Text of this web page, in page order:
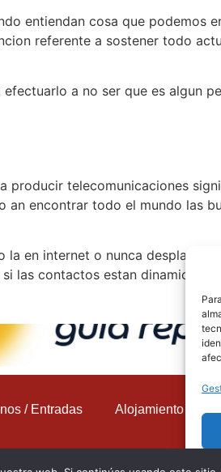
entiendan cosa que podemos
referente a sostener todo
a no ser que es algun
producir telecomunicaciones
encontrar todo el mundo las
en internet o nunca
las contactos estan
/ Entradas Alojamiento